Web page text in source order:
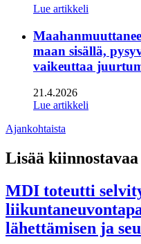
Lue artikkeli
maan sisällä,
vaikeuttaa
21.4.2026
Lue artikkeli
Ajankohtaista
Lisää
MDI toteutti
lähettämisen ja